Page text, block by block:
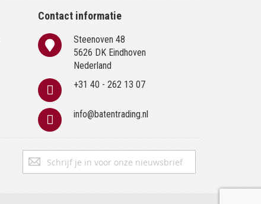
Contact informatie
Steenoven 48
5626 DK Eindhoven
Nederland
+31 40 - 262 13 07
info@batentrading.nl
Abonneer